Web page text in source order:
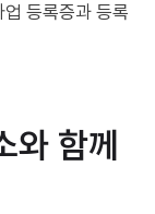
등록증과 등록
함께